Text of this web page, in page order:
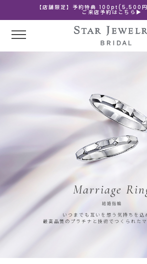
【店舗限定】予約特典 100pt(5,500
ご来店予約はこちら▶
Marriage
結婚指輪
いつまでも互いを想う気持ちを込
最高品質のプラチナと技術でつくられた